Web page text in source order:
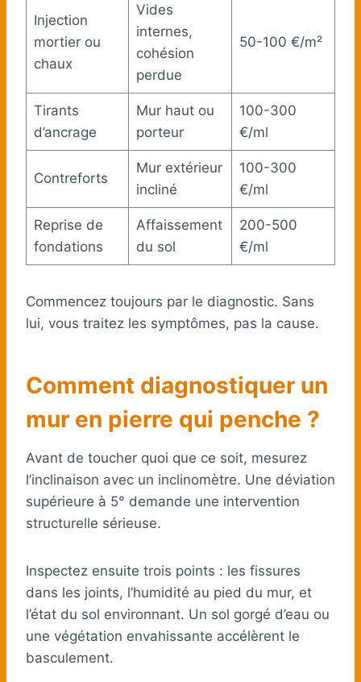
Injection
mortier ou
chaux
Vides
internes,
cohésion
perdue
50-100 €/m²
Tirants
d’ancrage
Mur haut ou
porteur
100-300
€/ml
Contreforts
Mur extérieur
incliné
100-300
€/ml
Reprise de
fondations
Affaissement
du sol
200-500
€/ml
Commencez toujours par le diagnostic. Sans
lui, vous traitez les symptômes, pas la cause.
Comment diagnostiquer un
mur en pierre qui penche ?
Avant de toucher quoi que ce soit, mesurez
l’inclinaison avec un inclinomètre. Une déviation
supérieure à 5° demande une intervention
structurelle sérieuse.
Inspectez ensuite trois points : les fissures
dans les joints, l’humidité au pied du mur, et
l’état du sol environnant. Un sol gorgé d’eau ou
une végétation envahissante accélèrent le
basculement.